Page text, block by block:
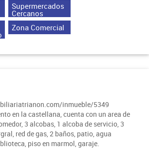
Supermercados
Cercanos
Zona Comercial
inmueble/5349
en la castellana, cuenta con un area de
3 alcobas, 1 alcoba de servicio, 3
red de gas, 2 baños, patio, agua
piso en marmol, garaje.